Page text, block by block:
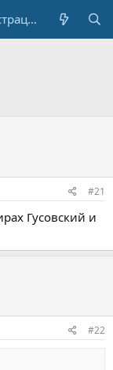
Регистрация
#21
Гусовский и
#22